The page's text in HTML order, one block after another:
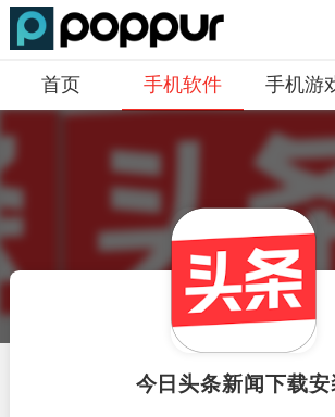
首页 手机软件 手机游
今日头条新闻下载安